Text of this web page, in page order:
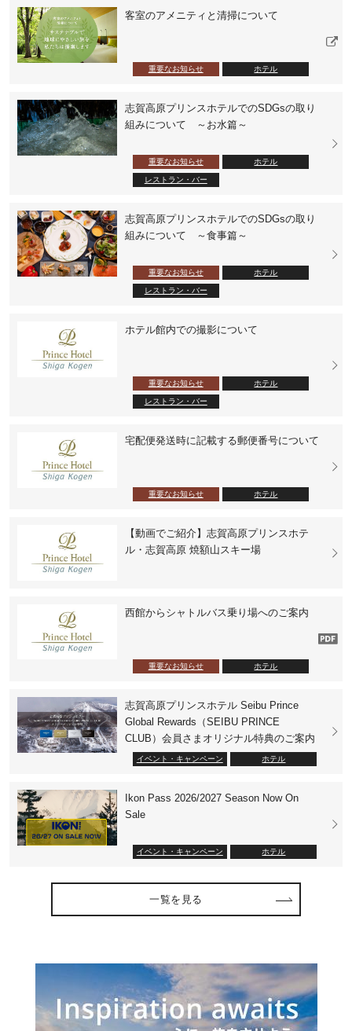
客室のアメニティと清掃について
重要なお知らせ ホテル
志賀高原プリンスホテルでのSDGsの取り
組みについて ～お水篇～
重要なお知らせ ホテル
レストラン・バー
志賀高原プリンスホテルでのSDGsの取り
組みについて ～食事篇～
重要なお知らせ ホテル
レストラン・バー
ホテル館内での撮影について
重要なお知らせ ホテル
レストラン・バー
宅配便発送時に記載する郵便番号について
重要なお知らせ ホテル
【動画でご紹介】志賀高原プリンスホテ
ル・志賀高原 焼額山スキー場
西館からシャトルバス乗り場へのご案内
重要なお知らせ ホテル
志賀高原プリンスホテル Seibu Prince
Global Rewards（SEIBU PRINCE
CLUB）会員さまオリジナル特典のご案内
イベント・キャンペーン ホテル
Ikon Pass 2026/2027 Season Now On
Sale
イベント・キャンペーン ホテル
一覧を見る